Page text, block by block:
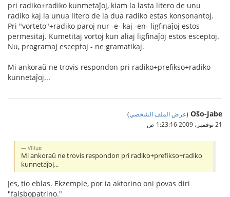
pri radiko+radiko kunmetaĵoj, kiam la lasta litero de unu
radiko kaj la unua litero de la dua radiko estas konsonantoj.
Pri "vorteto"+radiko paroj nur -e- kaj -en- ligfinaĵoj estos
permesitaj. Kumetitaj vortoj kun aliaj ligfinaĵoj estos esceptoj.
Nu, programaj esceptoj - ne gramatikaj.
Mi ankoraŭ ne trovis respondon pri radiko+prefikso+radiko
kunnetaĵoj...
Oŝo-Jabe
(عرض الملف الشخصي)
21 نوفمبر، 2009 1:23:16 ص
Vilius:
Mi ankoraŭ ne trovis respondon pri radiko+prefikso+radiko
kunnetaĵoj...
Jes, tio eblas. Ekzemple, por ia aktorino oni povas diri
"falsbopatrino."